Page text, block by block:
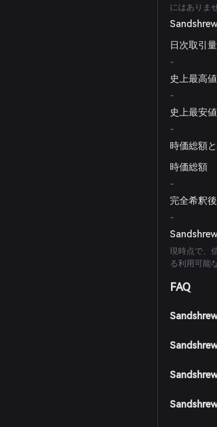
にはありま
日次取引量
-
史上最高値
-
史上最安値
-
時価総額
時価総額
-
完全希釈
-
現時点で、
る利用可能
FAQ